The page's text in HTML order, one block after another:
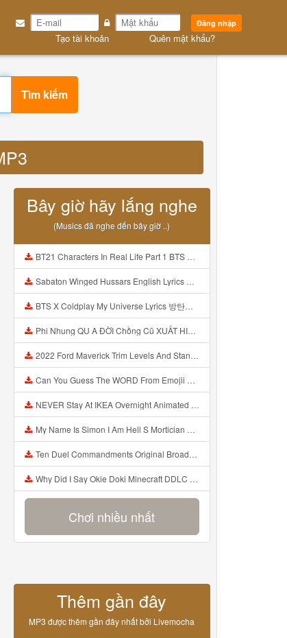
Đăng nhập
Tạo tài khoản Quên mật khẩu?
Tìm kiếm
Bây giờ hãy lắng nghe
(Musics đã nghe đến bây giờ ..)
BT21 Characters In Real Life Part 1 BTS AND BT21 방탄소년단 BT21 BT21아가들은 아빠조아 따라쟁이들 BTS Vs BT21 Mp3
Sabaton Winged Hussars English Lyrics Mp3
BTS X Coldplay My Universe Lyrics 방탄소년단 콜드플레이 My Universe 가사 Color Coded Lyrics Han Rom Eng Mp3
Phi Nhung QU A ĐỜI Chồng Cũ XUẤT HIỆN Khóc Hối Hận Vì Làm Điều KHỦNG KHIẾP Với Cô Mp3
2022 Ford Maverick Trim Levels And Standard Features Explained Mp3
Can You Guess The WORD From Emojii COMPOUND WORD EMOJII CHALLENGE 90 PEOPLE FAIL Guess Mp3
NEVER Stay At IKEA Overnight Animated SCP 3008 Horror Story Mp3
My Name Is Simon I Am Hell S Mortician And I Am Going To Kill God Creepypasta Mp3
Ten Duel Commandments Original Broadway Cast Of Hamilton Lyrics Mp3
Why Did I Say Okie Doki Minecraft DDLC Animated Music Video Song By The Stupendium Mp3
Chơi nhiều nhất
Thêm gần đây
MP3 được thêm gần đây nhất bởi Livemocha